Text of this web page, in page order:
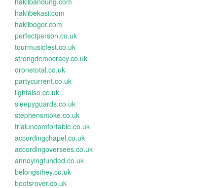
haklibekasi.com
haklibogor.com
perfectperson.co.uk
tourmusicfest.co.uk
strongdemocracy.co.uk
dronetotal.co.uk
partycurrent.co.uk
lightalso.co.uk
sleepyguards.co.uk
stephensmoke.co.uk
trialuncomfortable.co.uk
accordingchapel.co.uk
accordingoversees.co.uk
annoyingfunded.co.uk
belongsthey.co.uk
bootsrover.co.uk